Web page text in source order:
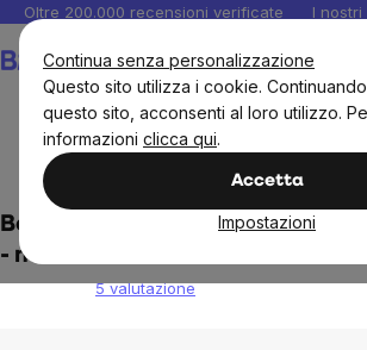
Continua senza personalizzazione
Questo sito utilizza i cookie.
questo sito, acconsenti al loro utilizzo.
informazioni clicca qui.
Accetta
Impostazioni
Salta
contenuto
Oltre 200.000 recensioni verificate I
Scatole per cibo e bottiglie
Bottiglia BrainMax Pure® Cold
- marrone chiaro
5 valutazione